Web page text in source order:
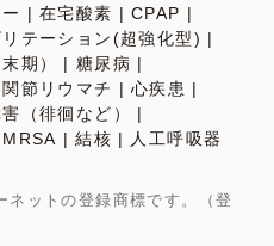
在宅酸素
CPAP
リテーション(超強化型)
期）
糖尿病
関節リウマチ
心疾患
（徘徊など）
MRSA 結核 人工呼吸器
ネットの登録商標です。（登